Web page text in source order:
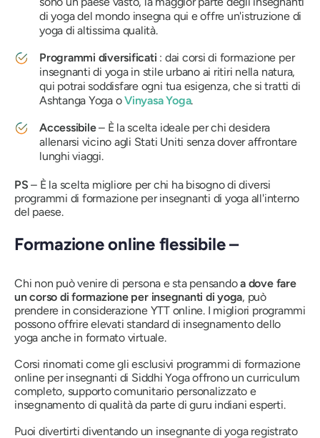
di yoga del mondo insegna qui e offre un'istruzione di
yoga di altissima qualità.
Programmi diversificati : dai corsi di formazione per
insegnanti di yoga in stile urbano ai ritiri nella natura,
qui potrai soddisfare ogni tua esigenza, che si tratti di
Ashtanga Yoga oVinyasa Yoga.
Accessibile– È la scelta ideale per chi desidera
allenarsi vicino agli Stati Uniti senza dover affrontare
lunghi viaggi.
PS – È la scelta migliore per chi ha bisogno di diversi
programmi di formazione per insegnanti di yoga all'interno
del paese.
Formazione online flessibile –
Chi non può venire di persona e sta pensandoa dove fare
un corso di formazione per insegnanti di yoga, può
prendere in considerazione YTT online. I migliori programmi
possono offrire elevati standard di insegnamento dello
yoga anche in formato virtuale.
Corsi rinomati come gli esclusivi programmi di formazione
online per insegnanti di Siddhi Yoga offrono un curriculum
completo, supporto comunitario personalizzato e
insegnamento di qualità da parte di guru indiani esperti.
Puoi divertirti diventando un insegnante di yoga registrato